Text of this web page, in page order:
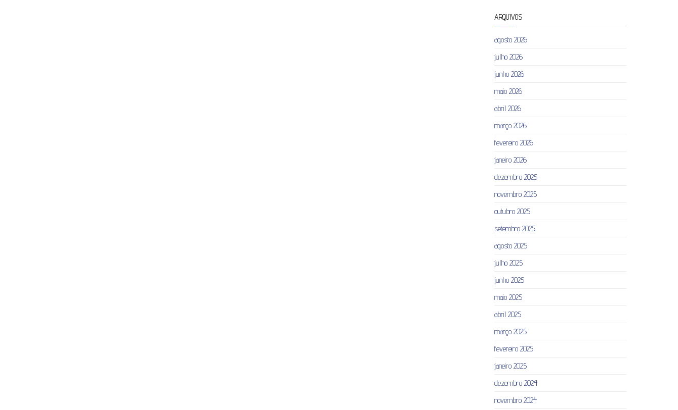
ARQUIVOS
agosto 2026
julho 2026
junho 2026
maio 2026
abril 2026
março 2026
fevereiro 2026
janeiro 2026
dezembro 2025
novembro 2025
outubro 2025
setembro 2025
agosto 2025
julho 2025
junho 2025
maio 2025
abril 2025
março 2025
fevereiro 2025
janeiro 2025
dezembro 2024
novembro 2024